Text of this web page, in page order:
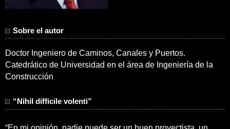
Sobre el autor
Doctor Ingeniero de Caminos, Canales y Puertos.
Catedrático de Universidad en el área de Ingeniería de la
Construcción
“Nihil difficile volenti”